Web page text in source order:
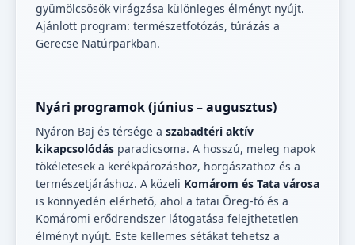
gyümölcsösök virágzása különleges élményt nyújt.
Ajánlott program: természetfotózás, túrázás a
Gerecse Natúrparkban.
Nyári programok (június – augusztus)
Nyáron Baj és térsége a szabadtéri aktív
kikapcsolódás paradicsoma. A hosszú, meleg napok
tökéletesek a kerékpározáshoz, horgászathoz és a
természetjáráshoz. A közeli Komárom és Tata városa
is könnyedén elérhető, ahol a tatai Öreg-tó és a
Komáromi erődrendszer látogatása felejthetetlen
élményt nyújt. Este kellemes sétákat tehetsz a